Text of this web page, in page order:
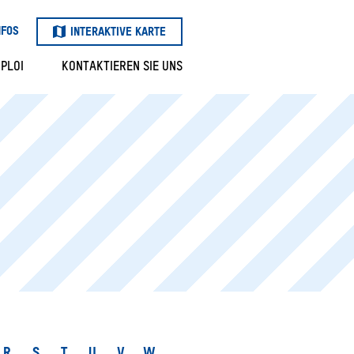
INTERAKTIVE KARTE
KONTAKTIEREN SIE UNS